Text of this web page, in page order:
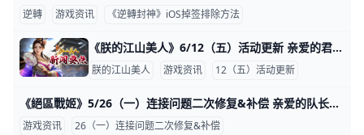
逆轉 游戏资讯 《逆轉封神》iOS掉签排除方法
《朕的江山美人》6/12（五）活动更新 亲爱的君主们： 海量顶级物资已整备完毕！全新特惠活动震撼开启。 开始时间 UTC 2026/6/12 0:00 结束时间 UTC 2026/6/15 23:59 【促销礼包】 1.神秘礼物 2.武将无敌 3.超值武将热卖
朕的江山美人 游戏资讯 12（五）活动更新
《絕區戰姬》5/26（一）连接问题二次修复&补偿 亲爱的队长： 感谢大家一直以来对《絕區戰姬》的支持！ 目前紧急维护已完成，已对服务器进行再次升级， 并以更安全的方式承载更多玩家，望各位队长体谅。
游戏资讯 26（一）连接问题二次修复&补偿